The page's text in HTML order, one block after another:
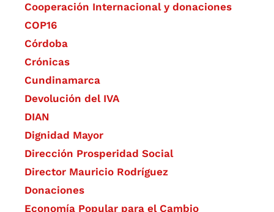
Cooperación Internacional y donaciones
COP16
Córdoba
Crónicas
Cundinamarca
Devolución del IVA
DIAN
Dignidad Mayor
Dirección Prosperidad Social
Director Mauricio Rodríguez
Donaciones
Economía Popular para el Cambio